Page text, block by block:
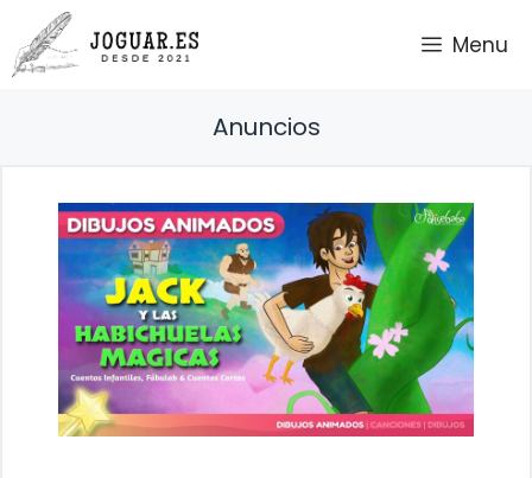
Saltar
al
contenido
Menu
Anuncios